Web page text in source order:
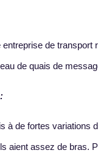
de transport
de quais de
à de fortes variations
aient assez de bras.